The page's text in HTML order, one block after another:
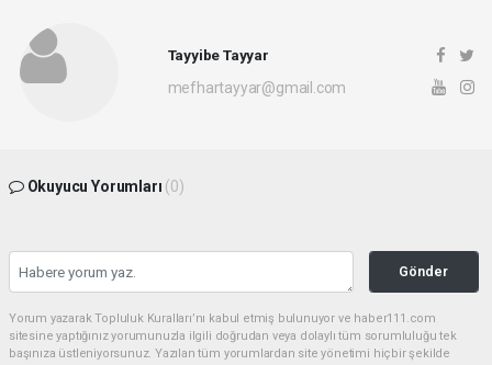
Tayyibe Tayyar
mefhartayyar@gmail.com
Okuyucu Yorumları (0)
Gönder
Yorum yazarak Topluluk Kuralları’nı kabul etmiş bulunuyor ve haber111.com
sitesine yaptığınız yorumunuzla ilgili doğrudan veya dolaylı tüm sorumluluğu tek
başınıza üstleniyorsunuz. Yazılan tüm yorumlardan site yönetimi hiçbir şekilde